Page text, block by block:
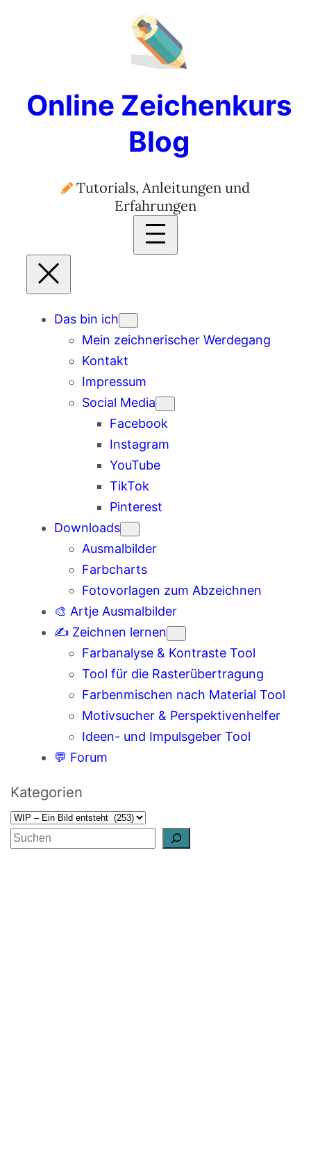
Online Zeichenkurs
Blog
Tutorials, Anleitungen und
Erfahrungen
Das bin ich
Mein zeichnerischer Werdegang
Kontakt
Impressum
Social Media
Facebook
Instagram
YouTube
TikTok
Pinterest
Downloads
Ausmalbilder
Farbcharts
Fotovorlagen zum Abzeichnen
🎨 Artje Ausmalbilder
✍️ Zeichnen lernen
Farbanalyse & Kontraste Tool
Tool für die Rasterübertragung
Farbenmischen nach Material Tool
Motivsucher & Perspektivenhelfer
Ideen- und Impulsgeber Tool
💬 Forum
Kategorien
S